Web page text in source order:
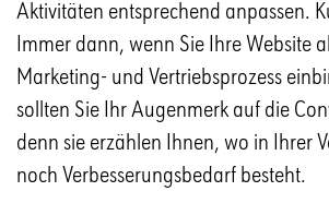
Aktivitäten entsprechend anpassen.
Immer dann, wenn Sie Ihre Website
Marketing- und Vertriebsprozess
sollten Sie Ihr Augenmerk auf die
denn sie erzählen Ihnen, wo in Ihrer
noch Verbesserungsbedarf besteht.